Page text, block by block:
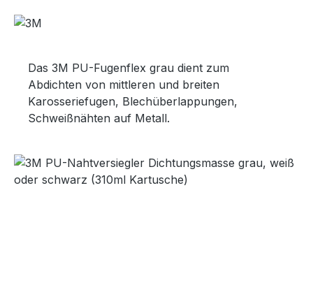
Das 3M PU-Fugenflex grau dient zum
Abdichten von mittleren und breiten
Karosseriefugen, Blechüberlappungen,
Schweißnähten auf Metall.
Bildergalerie überspringen